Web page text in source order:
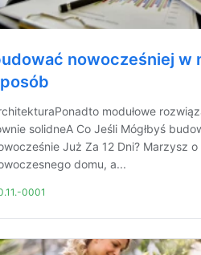
nowocześniej w
modułowe
solidneA Co Jeśli Mógłbyś
Już Za 12 Dni? Marzysz
domu, a...
0001